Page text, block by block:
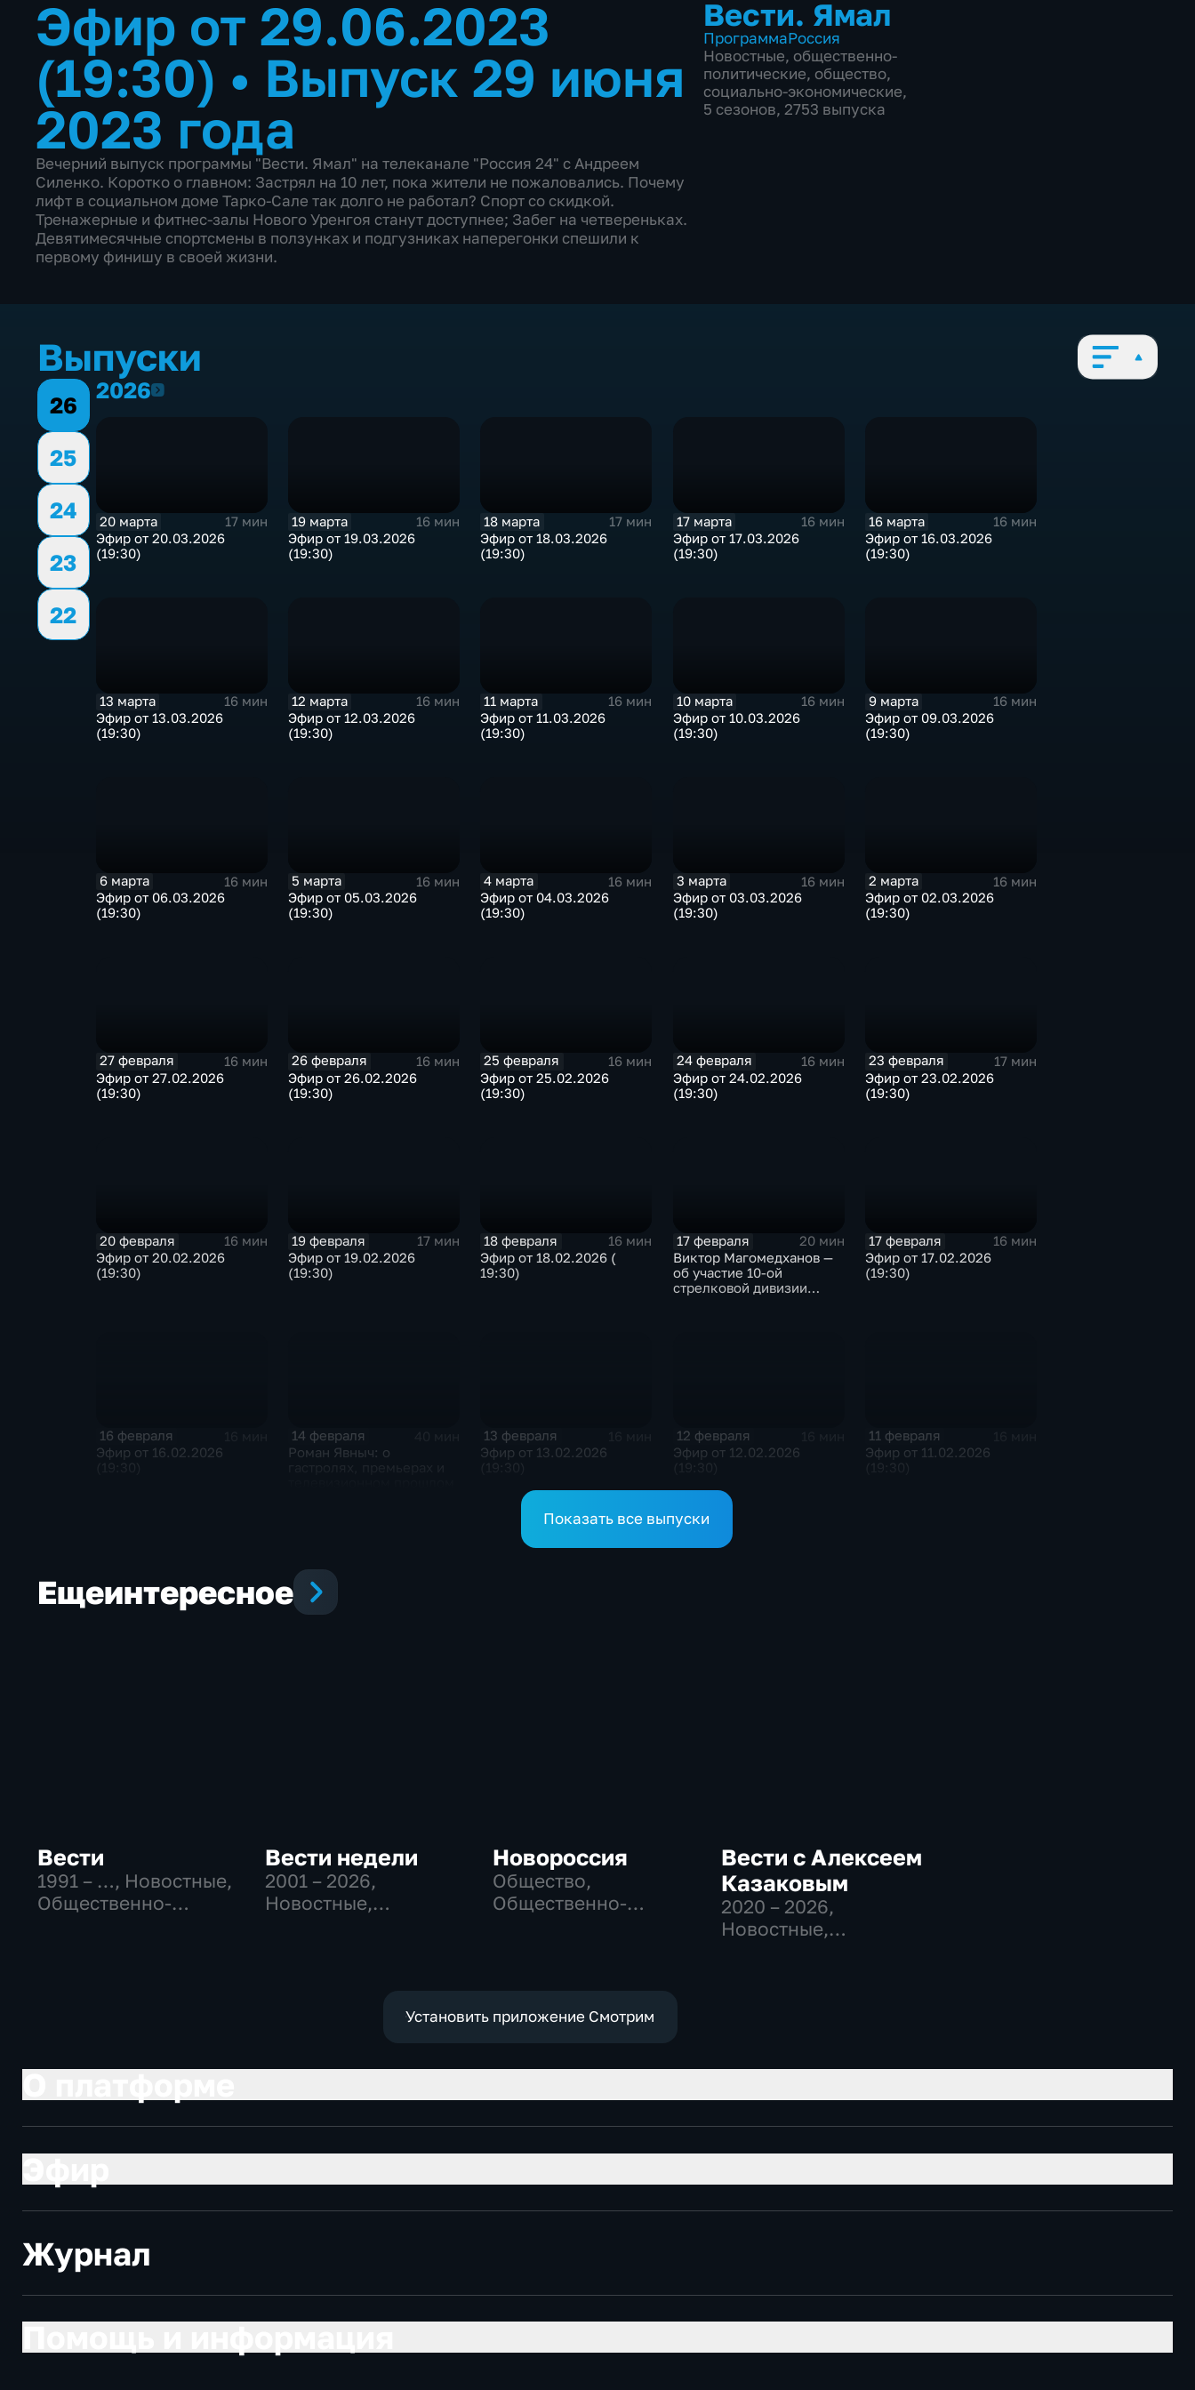
Эфир от 29.06.2023
(19:30) • Выпуск 29 июня
2023 года
Вечерний выпуск программы "Вести. Ямал" на телеканале "Россия 24" с Андреем
Силенко. Коротко о главном: Застрял на 10 лет, пока жители не пожаловались. Почему
лифт в социальном доме Тарко-Сале так долго не работал? Спорт со скидкой.
Тренажерные и фитнес-залы Нового Уренгоя станут доступнее; Забег на четвереньках.
Девятимесячные спортсмены в ползунках и подгузниках наперегонки спешили к
первому финишу в своей жизни.
Вести. Ямал
ПрограммаРоссия
Новостные, общественно-
политические, общество,
социально-экономические,
5 сезонов, 2753 выпуска
Выпуски
26
25
24
23
22
20262026
20 марта
17 мин
Эфир от 20.03.2026
(19:30)
19 марта
16 мин
Эфир от 19.03.2026
(19:30)
18 марта
17 мин
Эфир от 18.03.2026
(19:30)
17 марта
16 мин
Эфир от 17.03.2026
(19:30)
16 марта
16 мин
Эфир от 16.03.2026
(19:30)
13 марта
16 мин
Эфир от 13.03.2026
(19:30)
12 марта
16 мин
Эфир от 12.03.2026
(19:30)
11 марта
16 мин
Эфир от 11.03.2026
(19:30)
10 марта
16 мин
Эфир от 10.03.2026
(19:30)
9 марта
16 мин
Эфир от 09.03.2026
(19:30)
6 марта
16 мин
Эфир от 06.03.2026
(19:30)
5 марта
16 мин
Эфир от 05.03.2026
(19:30)
4 марта
16 мин
Эфир от 04.03.2026
(19:30)
3 марта
16 мин
Эфир от 03.03.2026
(19:30)
2 марта
16 мин
Эфир от 02.03.2026
(19:30)
27 февраля
16 мин
Эфир от 27.02.2026
(19:30)
26 февраля
16 мин
Эфир от 26.02.2026
(19:30)
25 февраля
16 мин
Эфир от 25.02.2026
(19:30)
24 февраля
16 мин
Эфир от 24.02.2026
(19:30)
23 февраля
17 мин
Эфир от 23.02.2026
(19:30)
20 февраля
16 мин
Эфир от 20.02.2026
(19:30)
19 февраля
17 мин
Эфир от 19.02.2026
(19:30)
18 февраля
16 мин
Эфир от 18.02.2026 (
19:30)
17 февраля
20 мин
Виктор Магомедханов —
об участие 10-ой
стрелковой дивизии
17 февраля
16 мин
Эфир от 17.02.2026
(19:30)
16 февраля
Эфир от 16.02.2026
14 февраля
Роман Явныч: о
13 февраля
Эфир от 13.02.2026
12 февраля
Эфир от 12.02.2026
11 февраля
Эфир от 11.02.2026
Показать все выпуски
Ещеинтересное
Вести
1991 – …, Новостные,
Общественно-
Вести недели
2001 – 2026,
Новостные,
Новороссия
Общество,
Общественно-
Вести с Алексеем
Казаковым
2020 – 2026,
Новостные,
Установить приложение Смотрим
Журнал